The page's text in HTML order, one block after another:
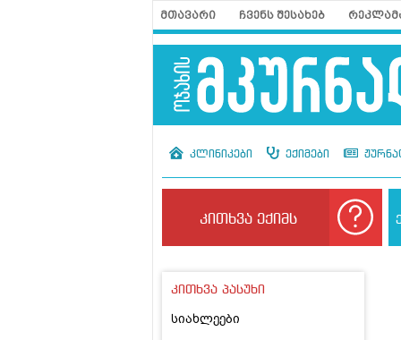
მთავარი ჩვენს შესახებ
კლინიკები ექიმები
კითხვა ექიმს
კითხვა პასუხი
სიახლეები